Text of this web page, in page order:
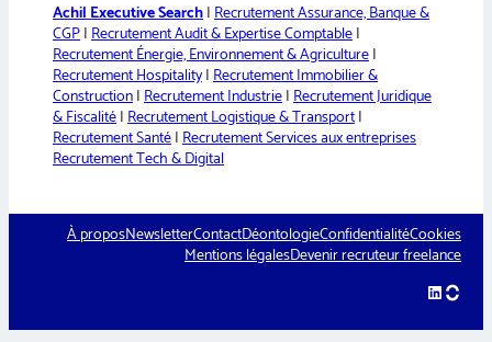
Achil Executive Search|Recrutement Assurance, Banque &
CGP|Recrutement Audit & Expertise Comptable|
Recrutement Énergie, Environnement & Agriculture|
Recrutement Hospitality|Recrutement Immobilier &
Construction|Recrutement Industrie|Recrutement Juridique
& Fiscalité|Recrutement Logistique & Transport|
Recrutement Santé|Recrutement Services aux entreprises
Recrutement Tech & Digital
À proposNewsletterContactDéontologieConfidentialitéCookies
Mentions légalesDevenir recruteur freelance
LinkedIn